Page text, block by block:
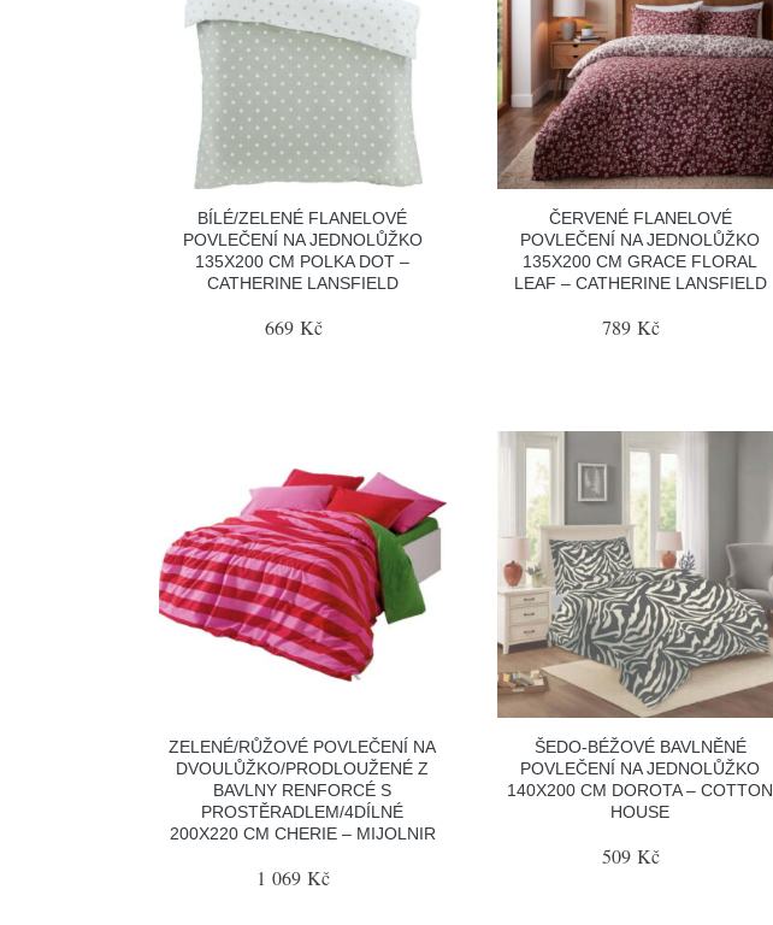
BÍLÉ/ZELENÉ FLANELOVÉ
POVLEČENÍ NA JEDNOLŮŽKO
135X200 CM POLKA DOT –
CATHERINE LANSFIELD
669 Kč
ČERVENÉ FLANELOVÉ
POVLEČENÍ NA JEDNOLŮŽKO
135X200 CM GRACE FLORAL
LEAF – CATHERINE LANSFIELD
789 Kč
ZELENÉ/RŮŽOVÉ POVLEČENÍ NA
DVOULŮŽKO/PRODLOUŽENÉ Z
BAVLNY RENFORCÉ S
PROSTĚRADLEM/4DÍLNÉ
200X220 CM CHERIE – MIJOLNIR
1 069 Kč
ŠEDO-BÉŽOVÉ BAVLNĚNÉ
POVLEČENÍ NA JEDNOLŮŽKO
140X200 CM DOROTA – COTTON
HOUSE
509 Kč